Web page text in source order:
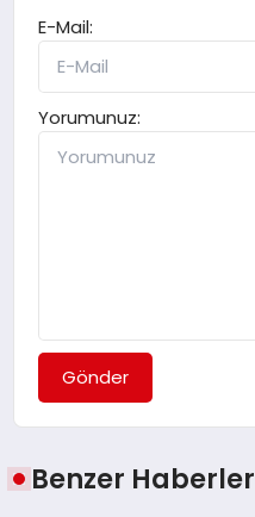
E-Mail:
Yorumunuz:
Gönder
Benzer Haberler